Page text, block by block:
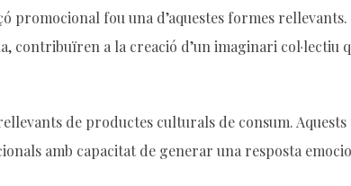
promocional fou una d’aquestes formes rellevants.
contribuïren a la creació d’un imaginari col·lectiu
de productes culturals de consum.
amb capacitat de generar una resposta